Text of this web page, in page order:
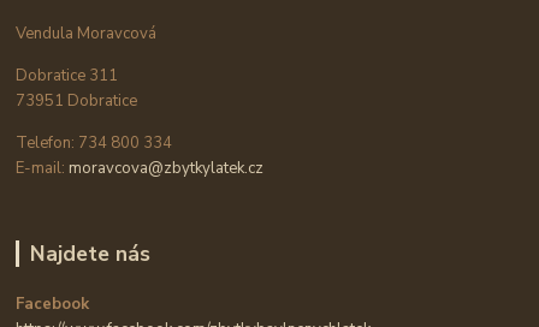
Vendula Moravcová
Dobratice 311
73951 Dobratice
Telefon: 734 800 334
E-mail: moravcova@zbytkylatek.cz
Najdete nás
Facebook